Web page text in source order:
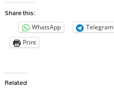
Share this:
WhatsApp Telegram
Print
Related